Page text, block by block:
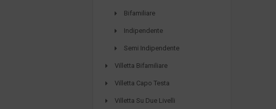
Bifamiliare
Indipendente
Semi Indipendente
Villetta Bifamiliare
Villetta Capo Testa
Villetta Su Due Livelli